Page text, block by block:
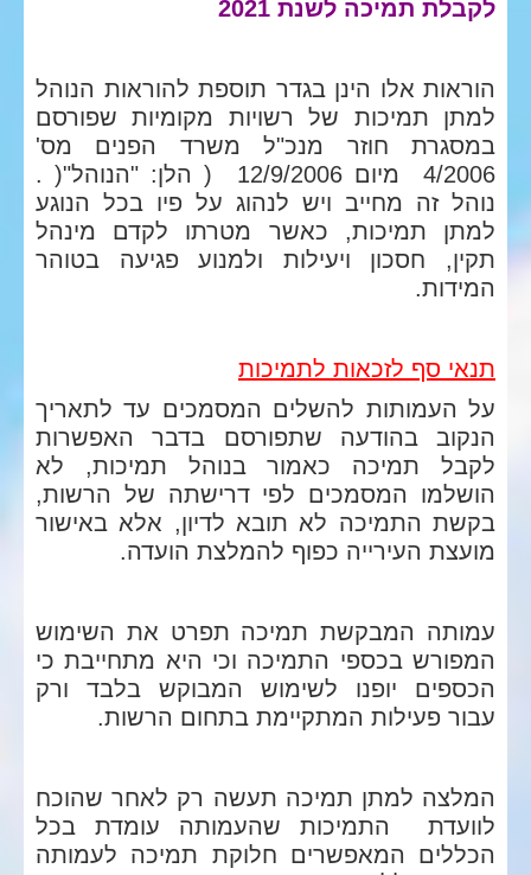
לקבלת תמיכה לשנת 2021
הוראות אלו הינן בגדר תוספת להוראות הנוהל
למתן תמיכות של רשויות מקומיות שפורסם
במסגרת חוזר מנכ"ל משרד הפנים מס'
4/2006 מיום 12/9/2006 ( הלן: "הנוהל"( .
נוהל זה מחייב ויש לנהוג על פיו בכל הנוגע
למתן תמיכות, כאשר מטרתו לקדם מינהל
תקין, חסכון ויעילות ולמנוע פגיעה בטוהר
המידות.
תנאי סף לזכאות לתמיכות
על העמותות להשלים המסמכים עד לתאריך
הנקוב בהודעה שתפורסם בדבר האפשרות
לקבל תמיכה כאמור בנוהל תמיכות, לא
הושלמו המסמכים לפי דרישתה של הרשות,
בקשת התמיכה לא תובא לדיון, אלא באישור
מועצת העירייה כפוף להמלצת הועדה.
עמותה המבקשת תמיכה תפרט את השימוש
המפורש בכספי התמיכה וכי היא מתחייבת כי
הכספים יופנו לשימוש המבוקש בלבד ורק
עבור פעילות המתקיימת בתחום הרשות.
המלצה למתן תמיכה תעשה רק לאחר שהוכח
לוועדת התמיכות שהעמותה עומדת בכל
הכללים המאפשרים חלוקת תמיכה לעמותה